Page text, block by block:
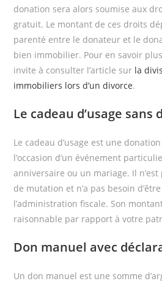
donation sera alors soumise aux
gratuit. Le montant de ces droits
parenté entre le donateur et le
bien immobilier. Pour en savoir
invite à consulter l’article sur la
immobiliers lors d’un divorce.
Le cadeau d’usage sans
Le cadeau d’usage est une
l’occasion d’un événement
anniversaire ou un mariage. Il
de mutation et n’a pas besoin
l’administration fiscale. Son
raisonnable par rapport à votre
Don manuel avec
Un don manuel est une somme